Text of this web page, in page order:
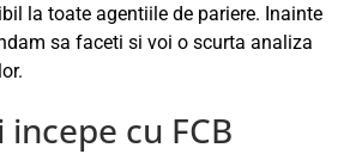
la toate agentiile de pariere. Inainte
sa faceti si voi o scurta analiza
cu FCB